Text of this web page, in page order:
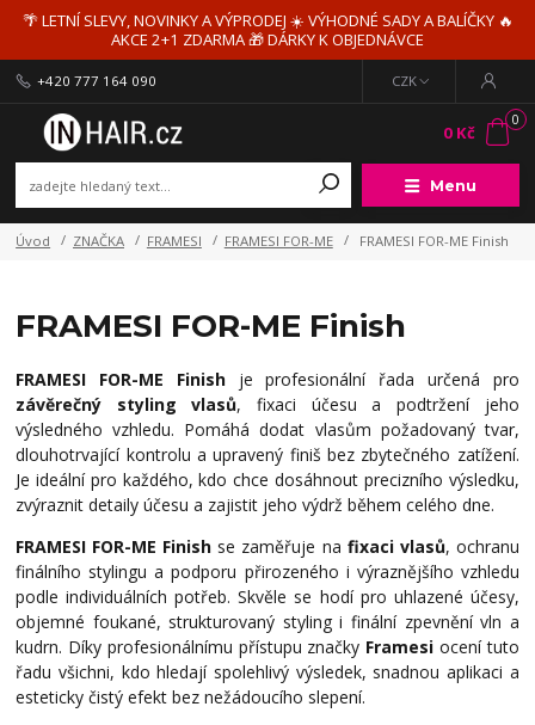
🌴 LETNÍ SLEVY, NOVINKY A VÝPRODEJ ☀️ VÝHODNÉ SADY A BALÍČKY 🔥
AKCE 2+1 ZDARMA 🎁 DÁRKY K OBJEDNÁVCE
Menu
CZK
+420 777 164 090
0
0 Kč
Úvod ZNAČKA FRAMESI FRAMESI FOR-ME FRAMESI FOR-ME Finish
FRAMESI FOR-ME Finish
FRAMESI FOR-ME Finishje profesionální řada určená pro
závěrečný styling vlasů, fixaci účesu a podtržení jeho
výsledného vzhledu. Pomáhá dodat vlasům požadovaný tvar,
dlouhotrvající kontrolu a upravený finiš bez zbytečného zatížení.
Je ideální pro každého, kdo chce dosáhnout precizního výsledku,
zvýraznit detaily účesu a zajistit jeho výdrž během celého dne.
FRAMESI FOR-ME Finish se zaměřuje na fixaci vlasů, ochranu
finálního stylingu a podporu přirozeného i výraznějšího vzhledu
podle individuálních potřeb. Skvěle se hodí pro uhlazené účesy,
objemné foukané, strukturovaný styling i finální zpevnění vln a
kudrn. Díky profesionálnímu přístupu značky Framesi ocení tuto
řadu všichni, kdo hledají spolehlivý výsledek, snadnou aplikaci a
esteticky čistý efekt bez nežádoucího slepení.